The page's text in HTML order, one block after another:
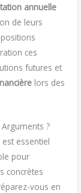
annuelle
de leurs
ces
futures et
lors des
?
est essentiel
pour
concrètes
vous en